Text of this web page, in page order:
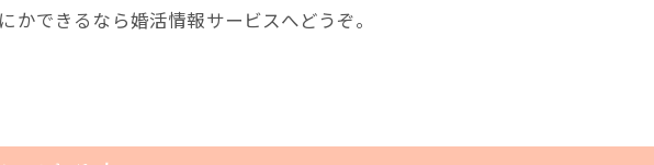
かできるなら婚活情報サービスへどうぞ。